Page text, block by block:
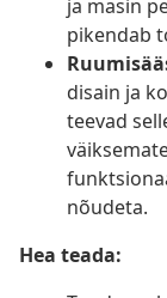
ja masin
pikendab
disain ja
teevad
nõudeta.
Hea teada: